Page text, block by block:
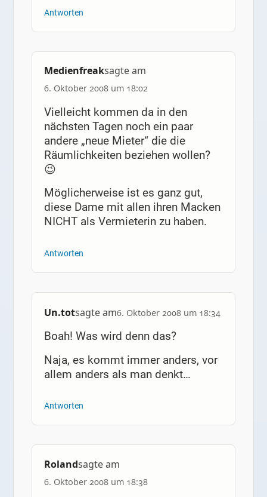
Antworten
Medienfreaksagte am
6. Oktober 2008 um 18:02
Vielleicht kommen da in den
nächsten Tagen noch ein paar
andere „neue Mieter“ die die
Räumlichkeiten beziehen wollen?
😉
Möglicherweise ist es ganz gut,
diese Dame mit allen ihren Macken
NICHT als Vermieterin zu haben.
Antworten
Un.totsagte am6. Oktober 2008 um 18:34
Boah! Was wird denn das?
Naja, es kommt immer anders, vor
allem anders als man denkt…
Antworten
Rolandsagte am
6. Oktober 2008 um 18:38